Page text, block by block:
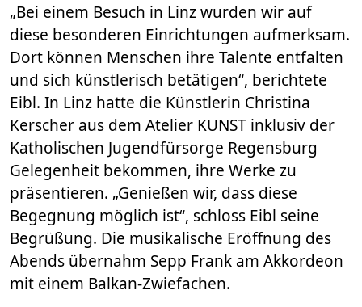
„Bei einem Besuch in Linz wurden wir auf
diese besonderen Einrichtungen aufmerksam.
Dort können Menschen ihre Talente entfalten
und sich künstlerisch betätigen“, berichtete
Eibl. In Linz hatte die Künstlerin Christina
Kerscher aus dem Atelier KUNST inklusiv der
Katholischen Jugendfürsorge Regensburg
Gelegenheit bekommen, ihre Werke zu
präsentieren. „Genießen wir, dass diese
Begegnung möglich ist“, schloss Eibl seine
Begrüßung. Die musikalische Eröffnung des
Abends übernahm Sepp Frank am Akkordeon
mit einem Balkan-Zwiefachen.